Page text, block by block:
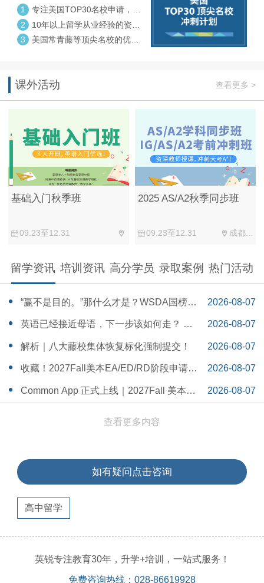
划
1
专注美国TOP30名校申请，高
度个性化指导
2
10年以上留学从业经验的资深
中方顾问
3
美国常青藤等顶尖名校的优秀
课外活动 查看更多 >
基础入门秋季班
09.23至12.31
2025 AS/A2秋季同步班
09.23至12.31 成都...
留学资讯 培训资讯 高分学员 录取案例 热门活动
“赢不是目的。”那什么才是？WSDA国榜第
一Serena给出她的回答
2026-08-07
14:55:58
英语已经接近母语，下一步该如何走？ 一
个WSDA冠军少年的成长答案
2026-08-07
14:42:48
解析｜八大藤校集体恢复标化强制提交！
2026-08-07
14:26:40
收藏！2027Fall美本EA/ED/RD阶段申请截
止日期汇总！
2026-08-07
14:20:11
Common App 正式上线｜2027Fall 美本申
2026-08-07
查看更多内容
如有疑问点击咨询
高中留学
英锐专注教育30年，升学+培训，一站式服务！
免费咨询热线：028-86619928